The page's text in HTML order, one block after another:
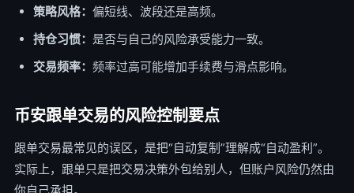
策略风格： 偏短线、波段还是高频。
持仓习惯： 是否与自己的风险承受能力一致。
交易频率： 频率过高可能增加手续费与滑点影响。
币安跟单交易的风险控制要点
跟单交易最常见的误区，是把“自动复制”理解成“自动盈利”。
实际上，跟单只是把交易决策外包给别人，但账户风险仍然由